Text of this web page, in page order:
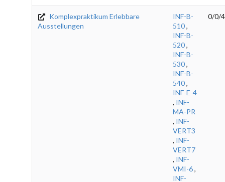
Komplexpraktikum Erlebbare
Ausstellungen
INF-B-
510,
INF-B-
520,
INF-B-
530,
INF-B-
540,
INF-E-4
, INF-
MA-PR
, INF-
VERT3
, INF-
VERT7
, INF-
VMI-6,
INF-
0/0/4